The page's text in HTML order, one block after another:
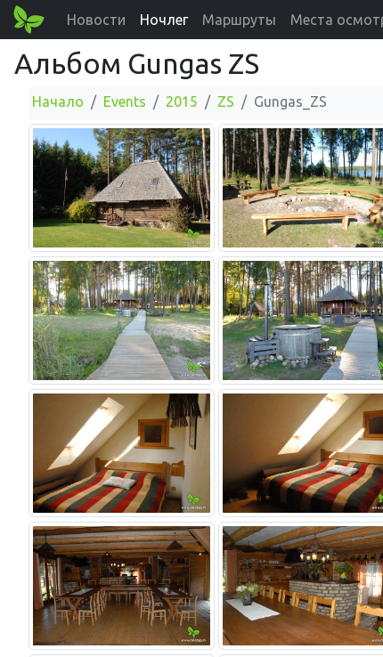
Новости Ночлег Маршруты Места
Альбом Gungas ZS
Начало Events 2015 ZS Gungas_ZS